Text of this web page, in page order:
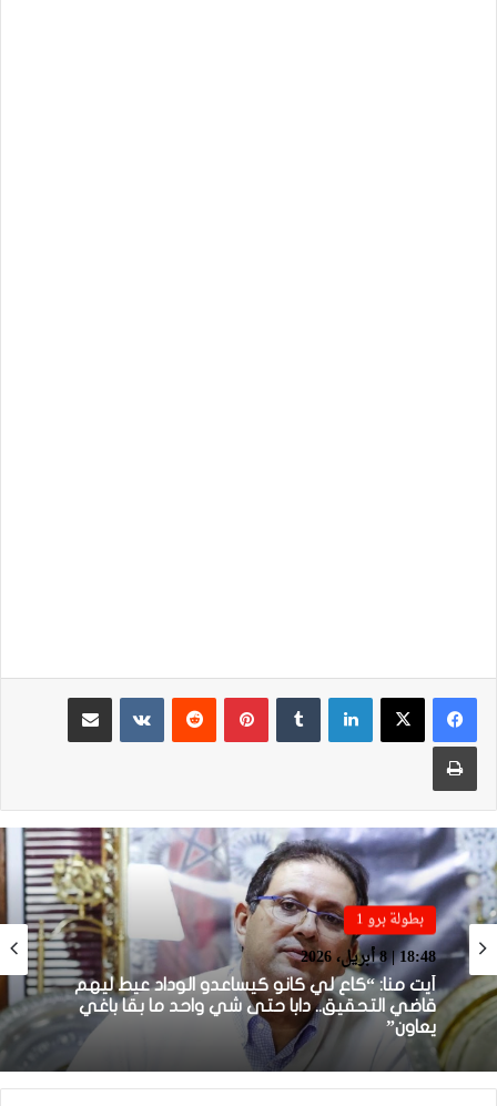
لينكدإن بينتيريست
مشاركة عبر البريد
طباعة
بطولة برو 1
18:48 | 8 أبريل، 2026
أيت منا: “كاع لي كانو كيساعدو الوداد عيط ليهم
قاضي التحقيق.. دابا حتى شي واحد ما بقا باغي
يعاون”
بطولة برو 1
22:23 | 6 أبريل، 2026